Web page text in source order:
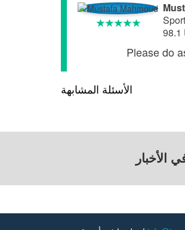
Please do
الأسئلة المشابهة
الأخبار